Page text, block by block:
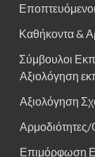
Καθήκοντα &
Σύμβουλοι
Αξιολόγηση
Αξιολόγηση
Επιμόρφωση